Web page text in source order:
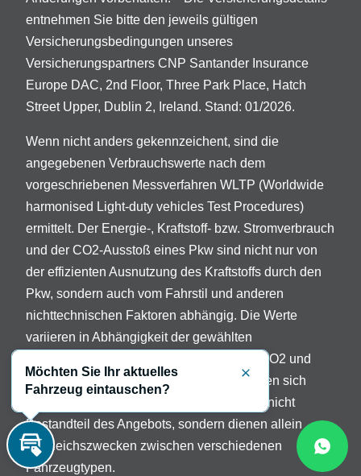
entnehmen Sie bitte den jeweils gültigen
Versicherungsbedingungen unseres
Versicherungspartners CNP Santander Insurance
Europe DAC, 2nd Floor, Three Park Place, Hatch
Street Upper, Dublin 2, Ireland. Stand: 01/2026.
Wenn nicht anders gekennzeichent, sind die
angegebenen Verbrauchswerte nach dem
vorgeschriebenen Messverfahren WLTP (Worldwide
harmonised Light-duty vehicles Test Procedures)
ermittelt. Der Energie-, Kraftstoff- bzw. Stromverbrauch
und der CO2-Ausstoß eines Pkw sind nicht nur von
der effizienten Ausnutzung des Kraftstoffs durch den
Pkw, sondern auch vom Fahrstil und anderen
nichttechnischen Faktoren abhängig. Die Werte
variieren in Abhängigkeit der gewählten
Sonderausstattungen. Beschreibung der CO2 und
Verbrauchsangaben: Die Angaben beziehen sich
nicht auf ein einzelnes Fahrzeug und sind nicht
Bestandteil des Angebots, sondern dienen allein
Vergleichszwecken zwischen verschiedenen
Fahrzeugtypen.
Inzahlungnahme
Möchten Sie Ihr aktuelles
Fahrzeug eintauschen?
Schließen